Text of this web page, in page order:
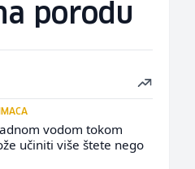
porodu
vodom tokom
učiniti više štete nego